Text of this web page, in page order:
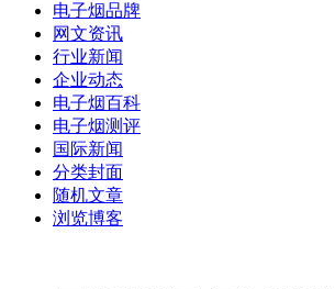
电子烟品牌
网文资讯
行业新闻
企业动态
电子烟百科
电子烟测评
国际新闻
分类封面
随机文章
浏览博客